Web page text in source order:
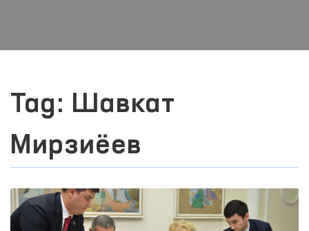
Tag: Шавкат
Мирзиёев